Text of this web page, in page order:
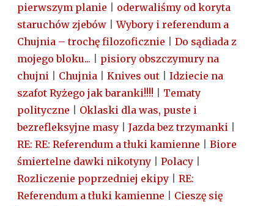
pierwszym planie
oderwaliśmy od koryta
staruchów zjebów |Wybory i referendum a
Chujnia – trochę filozoficznie
Do sądiada z
mojego bloku...
pisiory obszczymury na
chujni
Chujnia Knives out
Idziecie na
szafot Ryżego jak baranki!!!!
Tematy
polityczne
Oklaski dla was, puste i
bezrefleksyjne masy
Jazda bez trzymanki
RE: RE: Referendum a tłuki kamienne
Biore
śmiertelne dawki nikotyny
Polacy
Rozliczenie poprzedniej ekipy
RE:
Referendum a tłuki kamienne
Cieszę się